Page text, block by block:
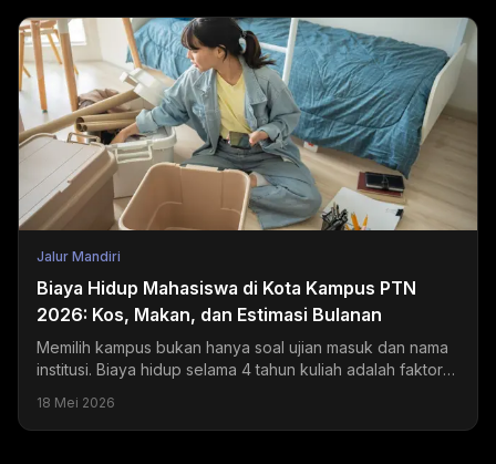
Jalur Mandiri
Biaya Hidup Mahasiswa di Kota Kampus PTN
2026: Kos, Makan, dan Estimasi Bulanan
Memilih kampus bukan hanya soal ujian masuk dan nama
institusi. Biaya hidup selama 4 tahun kuliah adalah faktor
18 Mei 2026